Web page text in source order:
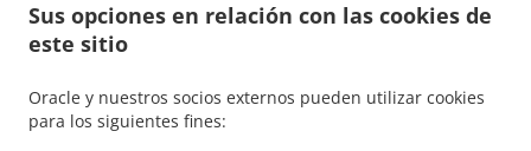
Sus opciones en relación con las cookies de
este sitio
Oracle y nuestros socios externos pueden utilizar cookies
para los siguientes fines:
Reservar mesa